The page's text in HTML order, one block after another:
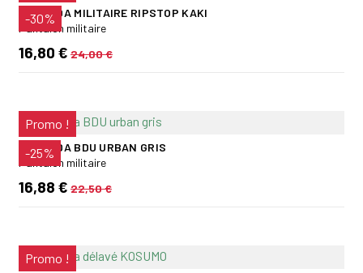
-30%
BERMUDA MILITAIRE RIPSTOP KAKI
Pantalon militaire
16,80 € 24,00 €
Promo !
-25%
BERMUDA BDU URBAN GRIS
Pantalon militaire
16,88 € 22,50 €
Promo !